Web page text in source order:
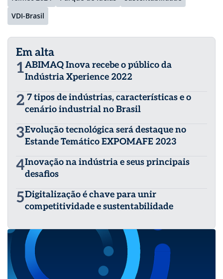
VDI-Brasil
Em alta
1ABIMAQ Inova recebe o público da
Indústria Xperience 2022
2 7 tipos de indústrias, características e o
cenário industrial no Brasil
3Evolução tecnológica será destaque no
Estande Temático EXPOMAFE 2023
4Inovação na indústria e seus principais
desafios
5Digitalização é chave para unir
competitividade e sustentabilidade